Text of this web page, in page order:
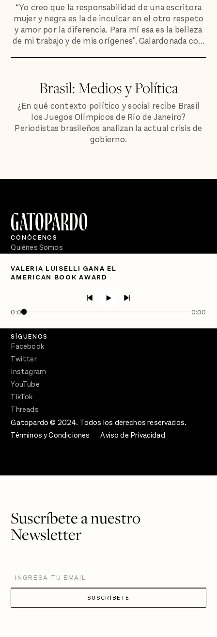
“Yo creo que la responsabilidad de una escritora
mujer y negra es la de inculcar en el otro respeto
y amor por la diferencia. Para mí esa es la belleza
de mi trabajo y de mis orígenes". Galardonada co...
Brasil: Medios y Política
¿En qué contexto político y social recibe Brasil
los Juegos Olímpicos de Río de Janeiro?
Periodistas brasileños analizan la actual crisis de
gobierno.
VALERIA LUISELLI GANA EL
AMERICAN BOOK AWARD
0:00 0:00
CONÓCENOS
Quiénes Somos
PÓDCASTS
Crecer en Distopía
SÍGUENOS
Facebook
Twitter
Instagram
YouTube
TikTok
Threads
Gatopardo © 2024. Todos los derechos reservados.
Términos y Condiciones
Aviso de Privacidad
Suscríbete a nuestro
Newsletter